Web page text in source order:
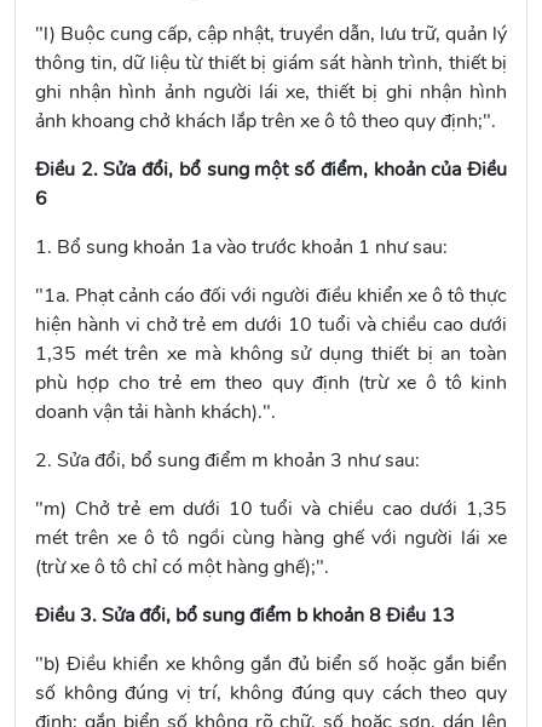
"l) Buộc cung cấp, cập nhật, truyền dẫn, lưu trữ, quản lý
thông tin, dữ liệu từ thiết bị giám sát hành trình, thiết bị
ghi nhận hình ảnh người lái xe, thiết bị ghi nhận hình
ảnh khoang chở khách lắp trên xe ô tô theo quy định;".
Điều 2. Sửa đổi, bổ sung một số điểm, khoản của Điều
6
1. Bổ sung khoản 1a vào trước khoản 1 như sau:
"1a. Phạt cảnh cáo đối với người điều khiển xe ô tô thực
hiện hành vi chở trẻ em dưới 10 tuổi và chiều cao dưới
1,35 mét trên xe mà không sử dụng thiết bị an toàn
phù hợp cho trẻ em theo quy định (trừ xe ô tô kinh
doanh vận tải hành khách).".
2. Sửa đổi, bổ sungđiểm m khoản 3 như sau:
"m) Chở trẻ em dưới 10 tuổi và chiều cao dưới 1,35
mét trên xe ô tô ngồi cùng hàng ghế với người lái xe
(trừ xe ô tô chỉ có một hàng ghế);".
Điều 3. Sửa đổi, bổ sung điểm b khoản 8 Điều 13
"b) Điều khiển xe không gắn đủ biển số hoặc gắn biển
số không đúng vị trí, không đúng quy cách theo quy